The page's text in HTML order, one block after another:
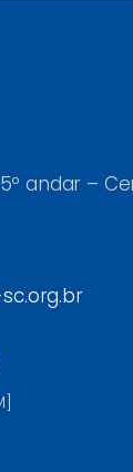
andar –